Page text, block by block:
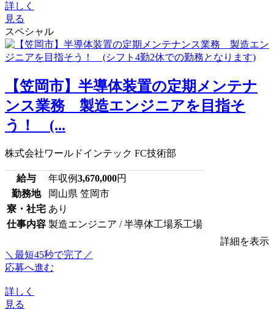
詳しく
見る
スペシャル
【笠岡市】半導体装置の定期メンテナ
ンス業務 製造エンジニアを目指そ
う！ (...
株式会社ワールドインテック FC技術部
給与 年収例3,670,000円
勤務地
岡山県 笠岡市
寮・社宅 あり
仕事内容 製造エンジニア / 半導体工場系工場
詳細を表示
＼最短45秒で完了／
応募へ進む
詳しく
見る